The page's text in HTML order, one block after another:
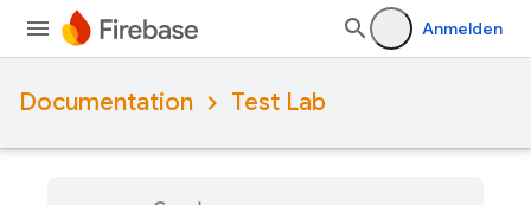
Anmelden
Documentation Test Lab